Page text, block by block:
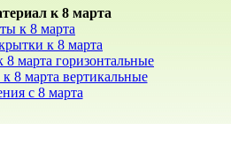
к 8 марта
к 8 марта
к 8 марта
марта горизонтальные
8 марта вертикальные
с 8 марта